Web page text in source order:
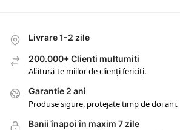
Livrare 1-2 zile
200.000+ Clienti multumiti
Alătură-te miilor de clienți fericiți.
Garantie 2 ani
Produse sigure, protejate timp de doi ani.
Banii înapoi în maxim 7 zile